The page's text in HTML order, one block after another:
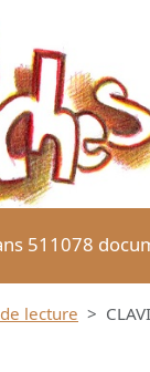
511078
lecture